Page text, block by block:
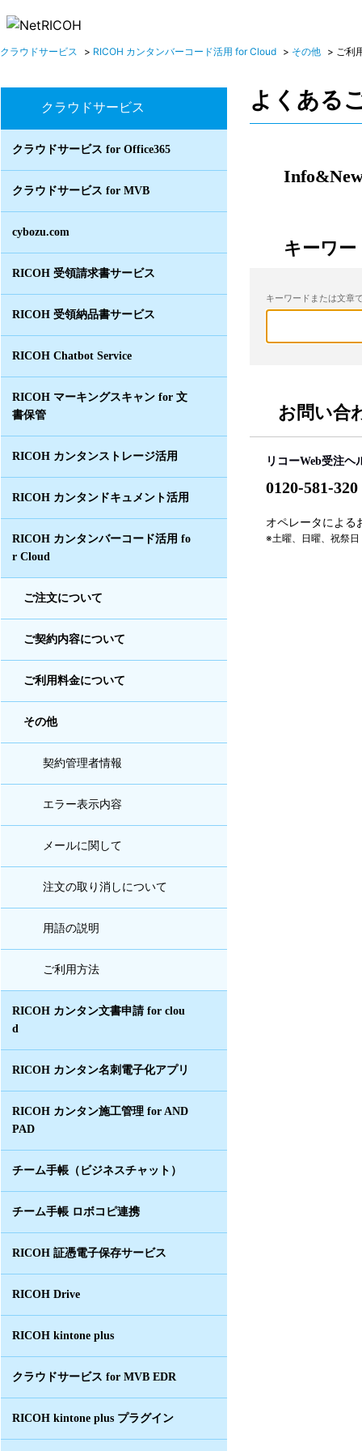
クラウドサービス > RICOH カンタンバーコード活用 for Cloud > その他 > ご利
クラウドサービス
クラウドサービス for Office365
クラウドサービス for MVB
cybozu.com
RICOH 受領請求書サービス
RICOH 受領納品書サービス
RICOH Chatbot Service
RICOH マーキングスキャン for 文
書保管
RICOH カンタンストレージ活用
RICOH カンタンドキュメント活用
RICOH カンタンバーコード活用 fo
r Cloud
ご注文について
ご契約内容について
ご利用料金について
その他
契約管理者情報
エラー表示内容
メールに関して
注文の取り消しについて
用語の説明
ご利用方法
RICOH カンタン文書申請 for clou
d
RICOH カンタン名刺電子化アプリ
RICOH カンタン施工管理 for AND
PAD
チーム手帳（ビジネスチャット）
チーム手帳 ロボコピ連携
RICOH 証憑電子保存サービス
RICOH Drive
RICOH kintone plus
クラウドサービス for MVB EDR
RICOH kintone plus プラグイン
よくある
キーワー
キーワードまたは文章
お問い合
リコーWeb受注ヘ
0120-581-320
オペレータによ
※土曜、日曜、祝祭